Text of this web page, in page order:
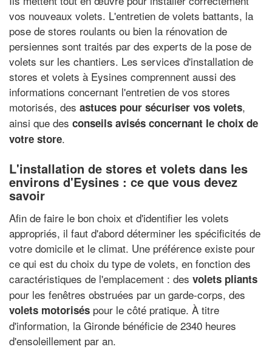
vos nouveaux volets. L'entretien de volets battants, la
pose de stores roulants ou bien la rénovation de
persiennes sont traités par des experts de la pose de
volets sur les chantiers. Les services d'installation de
stores et volets à Eysines comprennent aussi des
informations concernant l'entretien de vos stores
motorisés, des astuces pour sécuriser vos volets,
ainsi que des conseils avisés concernant le choix de
votre store.
L'installation de stores et volets dans les
environs d'Eysines : ce que vous devez
savoir
Afin de faire le bon choix et d'identifier les volets
appropriés, il faut d'abord déterminer les spécificités de
votre domicile et le climat. Une préférence existe pour
ce qui est du choix du type de volets, en fonction des
caractéristiques de l'emplacement : des volets pliants
pour les fenêtres obstruées par un garde-corps, des
volets motorisés pour le côté pratique. À titre
d'information, la Gironde bénéficie de 2340 heures
d'ensoleillement par an.